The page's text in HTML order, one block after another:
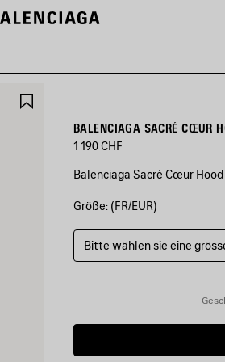
BALENCIAGA SACRÉ CŒUR
1 190 CHF
Balenciaga Sacré Cœur
FARBEN
SCHWARZ
Schwarz
Größe: (FR/EUR)
Bitte wählen sie eine